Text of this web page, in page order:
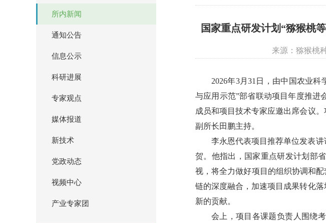
所内新闻
通知公告
信息公示
科研进展
专家观点
媒体报道
新技术
党政动态
视频中心
产业专家团
国家重点研发计划“猕猴桃
来源：猕猴桃
2026年3月31日，由中国农业
与应用示范”部省联动项目年度推进
成员和项目技术专家应邀出席会议
副所长田鹏主持。
李永恩代表项目推荐单位发表
贺。他指出，国家重点研发计划部
视，将全力做好项目的组织协调和
链的深度融合，加速项目成果转化
新的贡献。
会上，项目各课题负责人围绕